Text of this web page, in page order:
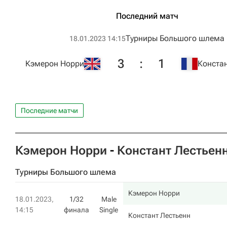
Последний матч
18.01.2023 14:15Турниры Большого шлема
Кэмерон Норри 3 : 1
Последние матчи
Кэмерон Норри - Констант
Турниры Большого шлема
18.01.2023,
14:15
1/32
финала
Male
Single
Кэмерон Норри
Констант Лестьенн